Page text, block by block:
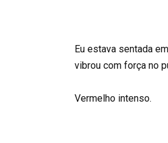
Eu estava sentada
vibrou com força no
Vermelho intenso.